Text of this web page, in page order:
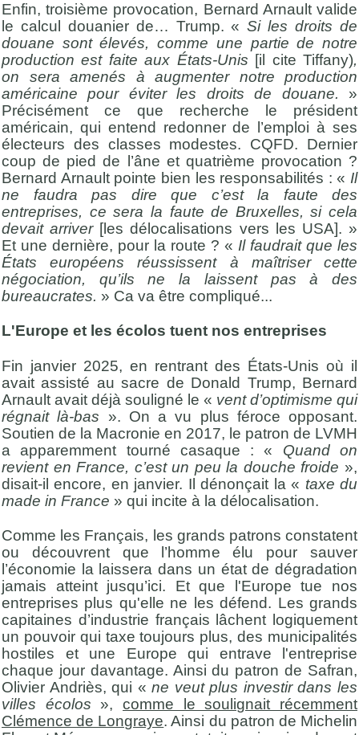
Enfin, troisième provocation, Bernard Arnault valide
le calcul douanier de… Trump. «Si les droits de
douane sont élevés, comme une partie de notre
production est faite aux États-Unis [il cite Tiffany),
on sera amenés à augmenter notre production
américaine pour éviter les droits de douane. »
Précisément ce que recherche le président
américain, qui entend redonner de l’emploi à ses
électeurs des classes modestes. CQFD. Dernier
coup de pied de l’âne et quatrième provocation ?
Bernard Arnault pointe bien les responsabilités : « Il
ne faudra pas dire que c’est la faute des
entreprises, ce sera la faute de Bruxelles, si cela
devait arriver[les délocalisations vers les USA]. »
Et une dernière, pour la route ? « Il faudrait que les
États européens réussissent à maîtriser cette
négociation, qu’ils ne la laissent pas à des
bureaucrates. » Ca va être compliqué...
L'Europe et les écolos tuent nos entreprises
Fin janvier 2025, en rentrant des États-Unis où il
avait assisté au sacre de Donald Trump, Bernard
Arnault avait déjà souligné le « vent d’optimisme qui
régnait là-bas ». On a vu plus féroce opposant.
Soutien de la Macronie en 2017, le patron de LVMH
a apparemment tourné casaque : « Quand on
revient en France, c’est un peu la douche froide »,
disait-il encore, en janvier. Il dénonçait la « taxe du
made in France » qui incite à la délocalisation.
Comme les Français, les grands patrons constatent
ou découvrent que l’homme élu pour sauver
l’économie la laissera dans un état de dégradation
jamais atteint jusqu’ici. Et que l'Europe tue nos
entreprises plus qu'elle ne les défend. Les grands
capitaines d’industrie français lâchent logiquement
un pouvoir qui taxe toujours plus, des municipalités
hostiles et une Europe qui entrave l'entreprise
chaque jour davantage. Ainsi du patron de Safran,
Olivier Andriès, qui «ne veut plus investir dans les
villes écolos »,comme le soulignait récemment
Clémence de Longraye. Ainsi du patron de Michelin